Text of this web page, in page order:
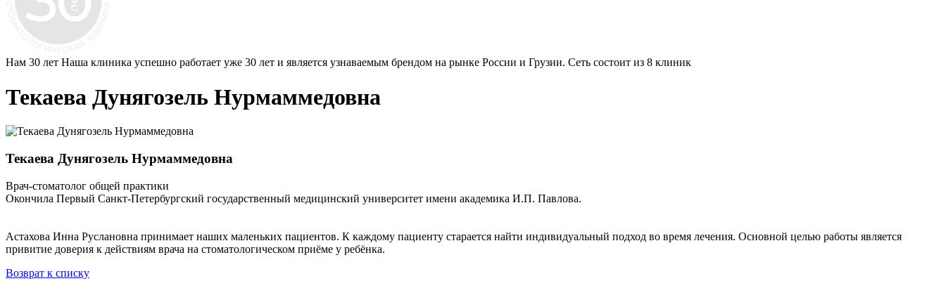
Нам 30 лет Наша клиника успешно работает уже 30 лет и является узнаваемым брендом на рынке России и Грузии. Сеть состоит из 8 клиник
Текаева Дунягозель Нурмаммедовна
Текаева Дунягозель Нурмаммедовна
Врач-стоматолог общей практики
Окончила Первый Санкт-Петербургский государственный медицинский университет имени академика И.П. Павлова.
Астахова Инна Руслановна принимает наших маленьких пациентов. К каждому пациенту старается найти индивидуальный подход во время лечения. Основной целью работы является
привитие доверия к действиям врача на стоматологическом приёме у ребёнка.
Возврат к списку